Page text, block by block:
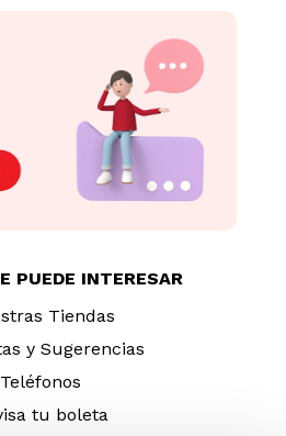
PUEDE INTERESAR
Tiendas
y Sugerencias
Teléfonos
tu boleta